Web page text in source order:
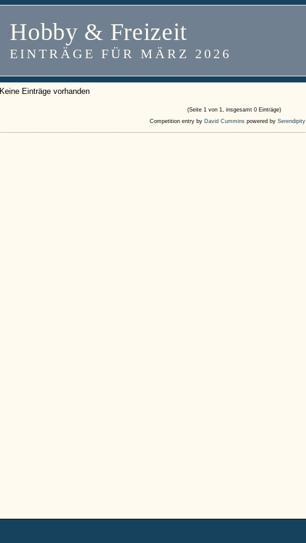
Hobby & Freizeit
EINTRÄGE FÜR MÄRZ 2026
Keine Einträge vorhanden
(Seite 1 von 1, insgesamt 0 Einträge)
Competition entry by David Cummins powered by Serendipity